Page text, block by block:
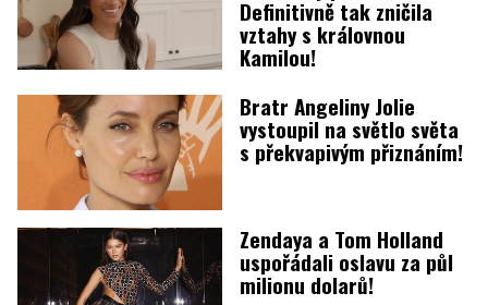
Definitivně tak zničila
vztahy s královnou
Kamilou!
Bratr Angeliny Jolie
vystoupil na světlo světa
s překvapivým přiznáním!
Zendaya a Tom Holland
uspořádali oslavu za půl
milionu dolarů!